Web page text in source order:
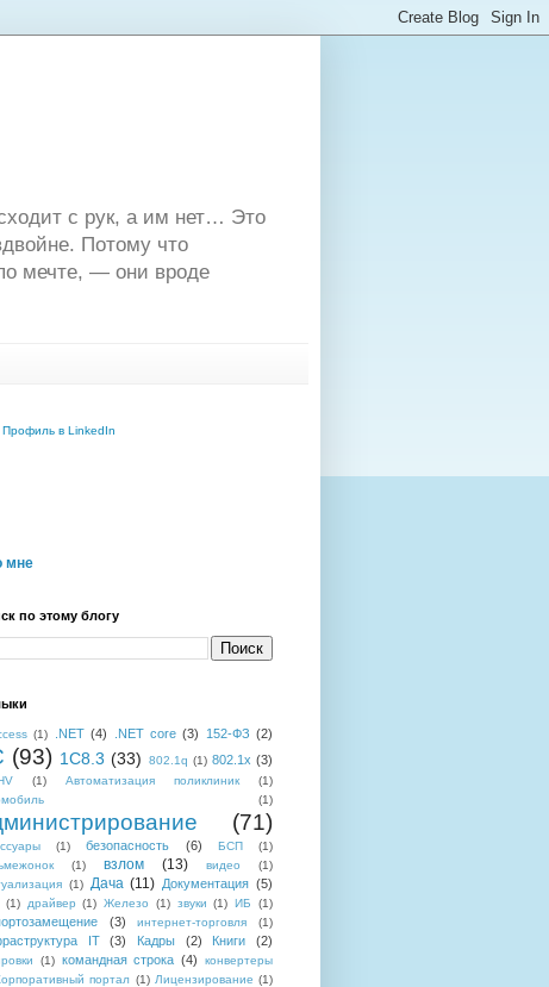
с рук, а им нет… Это
Потому что
мечте, — они вроде
Профиль в LinkedIn
мне
по этому блогу
(1) .NET (4) .NET core (3) 152-ФЗ (2)
(93) 1C8.3 (33) 802.1q (1) 802.1x (3)
(1) Автоматизация поликлиник
(1)
(1)
(71)
(1) безопасность (6) БСП
(1)
(1) взлом (13) видео
(1)
(1) Дача (11) Документация (5)
(1) драйвер (1) Железо (1) звуки (1) ИБ (1)
(3) интернет-торговля (1)
IT (3) Кадры (2) Книги (2)
(1) командная строка (4)
конвертеры
портал (1) Лицензирование (1)